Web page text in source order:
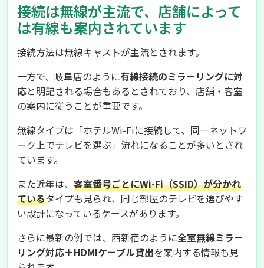
接続は無線が主流で、店舗によって
は有線も案内されています
接続方法は無線キャストが主流とされます。
一方で、岐阜店のように有線接続のミラーリングに対
応と明記される場合もあるとされており、店舗・客室
の案内に従うことが重要です。
無線タイプは「ホテルWi-Fiに接続して、同一ネットワ
ーク上でテレビを選ぶ」流れになることが多いとされ
ています。
また近年は、 客室番号ごとにWi-Fi（SSID）が分かれ
ているタイプも見られ、同じ部屋のテレビを選びやす
い設計になっているケースがあります。
さらに最新の例では、西新宿のように全室無線ミラー
リング対応＋HDMIケーブル貸出を案内する情報も見